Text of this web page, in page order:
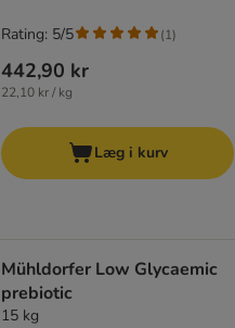
442,90 kr
22,10 kr / kg
Rating: 5/5 (1)
Læg i kurv
Mühldorfer Low Glycaemic
prebiotic
15 kg